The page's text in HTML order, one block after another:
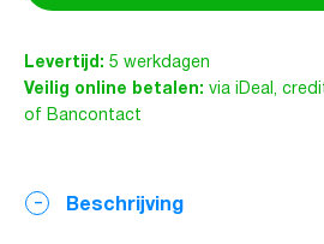
Beschrijving
Levertijd: 5 werkdagen
Veilig online betalen: via iDeal,
of Bancontact